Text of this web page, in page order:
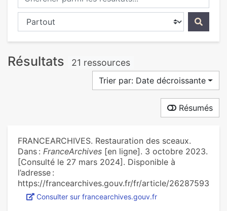
Chercher dans...
Résultats 21 ressources
Trier par: Date décroissante
Résumés
FRANCEARCHIVES. Restauration des sceaux.
Dans : FranceArchives [en ligne]. 3 octobre 2023.
[Consulté le 27 mars 2024]. Disponible à
l’adresse :
https://francearchives.gouv.fr/fr/article/26287593
Consulter sur francearchives.gouv.fr